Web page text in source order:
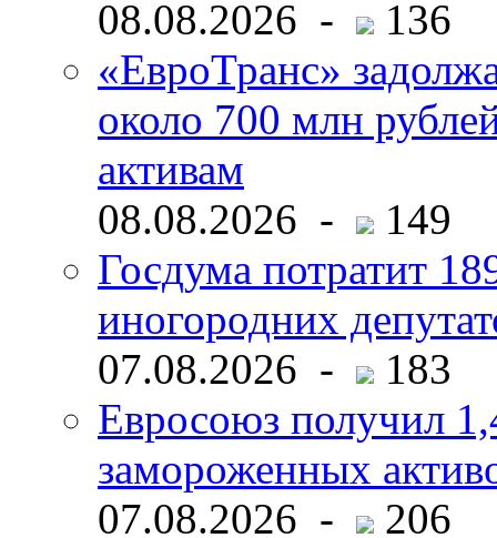
08.08.2026 -
136
«ЕвроТранс»
около 700 млн
активам
08.08.2026 -
149
Госдума потратит
иногородних
07.08.2026 -
183
Евросоюз получил
замороженных
07.08.2026 -
206